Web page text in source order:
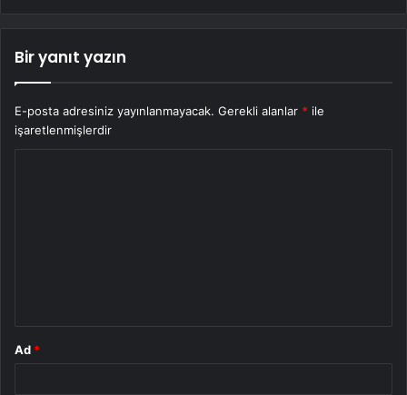
Bir yanıt yazın
E-posta adresiniz yayınlanmayacak. Gerekli alanlar * ile
işaretlenmişlerdir
Ad *